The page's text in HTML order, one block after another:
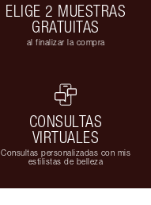
ELIGE 2 MUESTRAS
GRATUITAS
al finalizar la compra
CONSULTAS
VIRTUALES
Consultas personalizadas con mis
estilistas de belleza